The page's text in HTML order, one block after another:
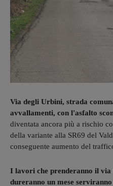
Via degli Urbini, strada
avvallamenti, con l'asfalto
diventata ancora più a rischio
della variante alla SR69 del
conseguente aumento del
I lavori che prenderanno il via
dureranno un mese